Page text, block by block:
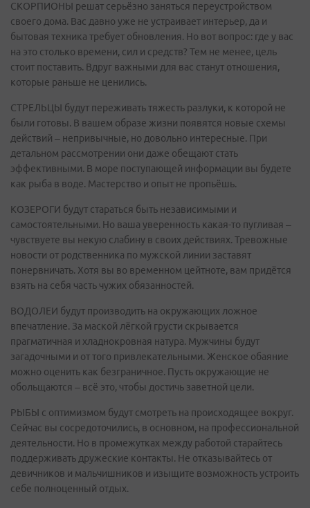
СКОРПИОНЫ решат серьёзно заняться переустройством
своего дома. Вас давно уже не устраивает интерьер, да и
бытовая техника требует обновления. Но вот вопрос: где у вас
на это столько времени, сил и средств? Тем не менее, цель
стоит поставить. Вдруг важными для вас станут отношения,
которые раньше не ценились.
СТРЕЛЬЦЫ будут переживать тяжесть разлуки, к которой не
были готовы. В вашем образе жизни появятся новые схемы
действий – непривычные, но довольно интересные. При
детальном рассмотрении они даже обещают стать
эффективными. В море поступающей информации вы будете
как рыба в воде. Мастерство и опыт не пропьёшь.
КОЗЕРОГИ будут стараться быть независимыми и
самостоятельными. Но ваша уверенность какая-то пугливая –
чувствуете вы некую слабину в своих действиях. Тревожные
новости от родственника по мужской линии заставят
понервничать. Хотя вы во временном цейтноте, вам придётся
взять на себя часть чужих обязанностей.
ВОДОЛЕИ будут производить на окружающих ложное
впечатление. За маской лёгкой грусти скрывается
прагматичная и хладнокровная натура. Мужчины будут
загадочными и от того привлекательными. Женское обаяние
можно оценить как безграничное. Пусть окружающие не
обольщаются – всё это, чтобы достичь заветной цели.
РЫБЫ с оптимизмом будут смотреть на происходящее вокруг.
Сейчас вы сосредоточились, в основном, на профессиональной
деятельности. Но в промежутках между работой старайтесь
поддерживать дружеские контакты. Не отказывайтесь от
девичников и мальчишников и изыщите возможность устроить
себе полноценный отдых.